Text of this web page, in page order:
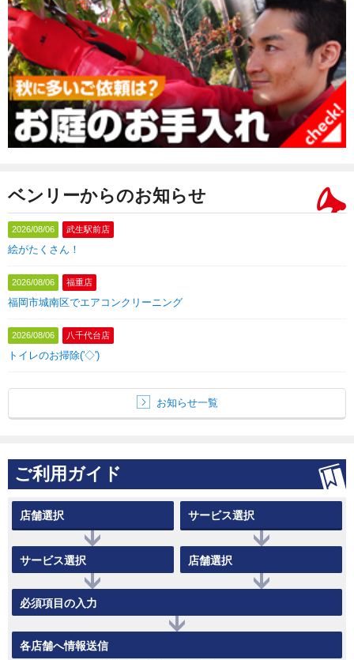
ベンリーからのお知らせ
2026/08/06 武生駅前店
絵がたくさん！
2026/08/06 福重店
福岡市城南区でエアコンクリーニング
2026/08/06 八千代台店
トイレのお掃除('◇')ゞ
お知らせ一覧
ご利用ガイド
店舗選択 サービス選択
サービス選択 店舗選択
必須項目の入力
各店舗へ情報送信